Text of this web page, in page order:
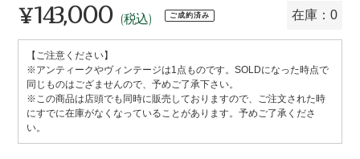
通
常
価
格
¥143,000 (税込) ご成約済み 在庫：0
【ご注意ください】
※アンティークやヴィンテージは1点ものです。SOLDになった時点で
同じものはござませんので、予めご了承下さい。
※この商品は店頭でも同時に販売しておりますので、ご注文された時
にすでに在庫がなくなっていることがあります。予めご了承くださ
い。